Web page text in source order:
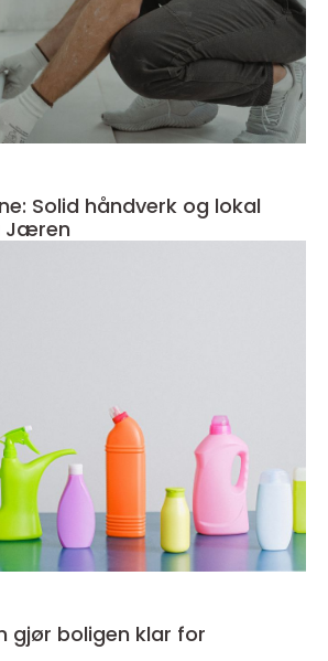
Solid håndverk og lokal
Jæren
gjør boligen klar for